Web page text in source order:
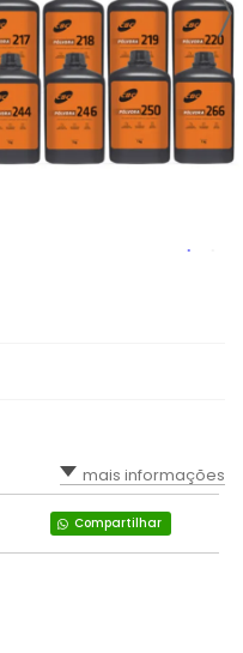
mais informações
Compartilhar